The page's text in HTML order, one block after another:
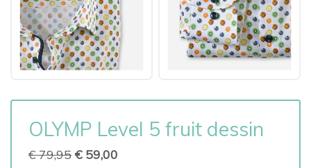
OLYMP Level 5 fruit dessin
€ 79,95 € 59,00